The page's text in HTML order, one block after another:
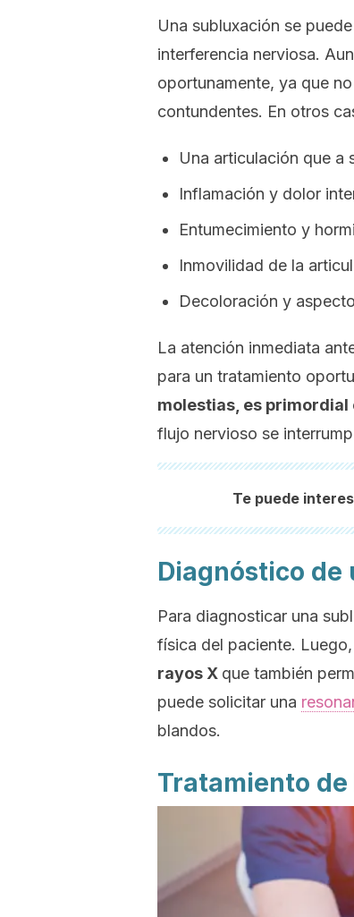
Una subluxación se
interferencia nerviosa.
oportunamente, ya que
contundentes. En otros
Una articulación que a
Inflamación y dolor
Entumecimiento y
Inmovilidad de la
Decoloración y
La atención inmediata
para un tratamiento
molestias, es
flujo nervioso se
Te puede
Diagnóstico de
Para diagnosticar una
física del paciente.
rayos X que también
puede solicitar una
blandos.
Tratamiento